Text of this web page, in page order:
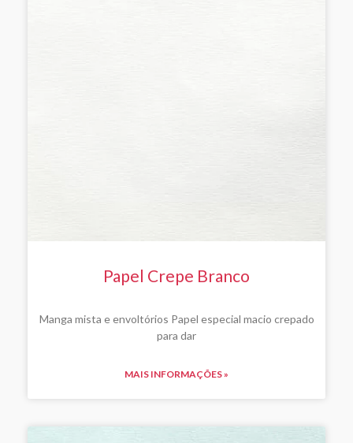
Papel Crepe Branco
Manga mista e envoltórios Papel especial macio crepado
para dar
MAIS INFORMAÇÕES »